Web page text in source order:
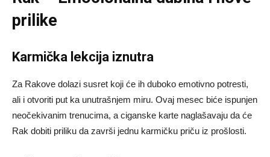
prilike
Karmička lekcija iznutra
Za Rakove dolazi susret koji će ih duboko emotivno potresti,
ali i otvoriti put ka unutrašnjem miru. Ovaj mesec biće ispunjen
neočekivanim trenucima, a ciganske karte naglašavaju da će
Rak dobiti priliku da završi jednu karmičku priču iz prošlosti.